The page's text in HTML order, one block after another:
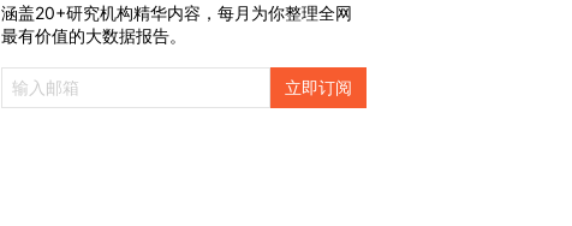
涵盖20+研究机构精华内容，每月为你整理全网
最有价值的大数据报告。
立即订阅